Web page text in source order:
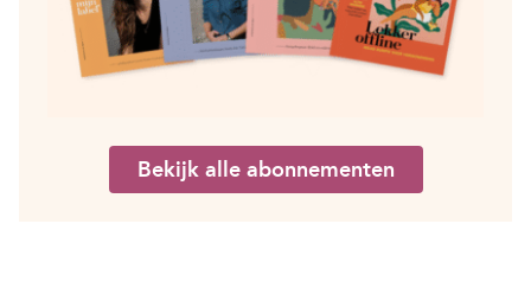
Bekijk alle abonnementen